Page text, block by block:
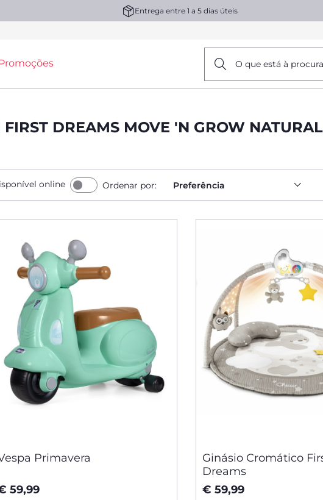
Entrega entre 1 a 5 dias úteis
O que está à
DREAMS MOVE 'N GROW
online Ordenar por: Preferência
Primavera
59,99
Ginásio Cromático
Dreams
€ 59,99